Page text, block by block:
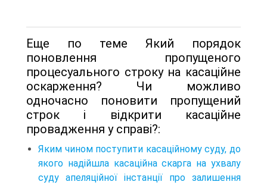
Еще по теме Який порядок
поновлення пропущеного
процесуального строку на касаційне
оскарження? Чи можливо
одночасно поновити пропущений
строк і відкрити касаційне
провадження у справі?:
Яким чином поступити касаційному суду, до
якого надійшла касаційна скарга на ухвалу
суду апеляційної інстанції про залишення